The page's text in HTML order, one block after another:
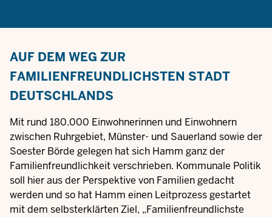
AUF DEM WEG ZUR
FAMILIENFREUNDLICHSTEN STADT
DEUTSCHLANDS
Mit rund 180.000 Einwohnerinnen und Einwohnern
zwischen Ruhrgebiet, Münster- und Sauerland sowie der
Soester Börde gelegen hat sich Hamm ganz der
Familienfreundlichkeit verschrieben. Kommunale Politik
soll hier aus der Perspektive von Familien gedacht
werden und so hat Hamm einen Leitprozess gestartet
mit dem selbsterklärten Ziel, „Familienfreundlichste